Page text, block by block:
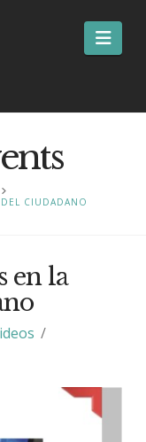
CIUDADANO
en la